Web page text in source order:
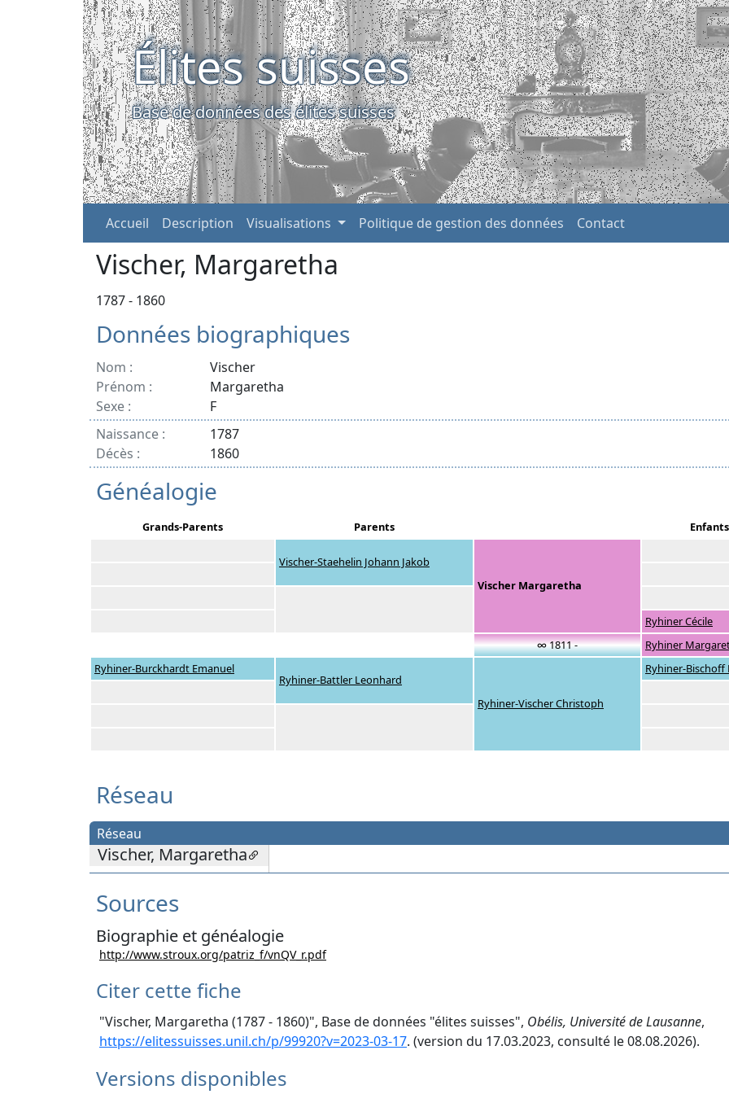
Élites suisses
Base de données des élites suisses
Accueil Description Visualisations Politique de gestion des données Contact
Vischer, Margaretha
1787 - 1860
Données biographiques
Nom :
Vischer
Prénom :
Margaretha
Sexe :
F
Naissance :
1787
Décès :
1860
Généalogie
Grands-Parents Parents Enfants
Vischer-Staehelin Johann Jakob
Vischer Margaretha
Ryhiner Cécile
∞ 1811 -
Ryhiner
Ryhiner-Burckhardt Emanuel
Ryhiner-Battler Leonhard
Ryhiner-Vischer Christoph
Ryhiner-Bischoff
Réseau
Réseau
Vischer, Margaretha
Sources
Biographie et généalogie
http://www.stroux.org/patriz_f/vnQV_r.pdf
Citer cette fiche
"Vischer, Margaretha (1787 - 1860)", Base de données "élites suisses", Obélis, Université de Lausanne,
https://elitessuisses.unil.ch/p/99920?v=2023-03-17. (version du 17.03.2023, consulté le 08.08.2026).
Versions disponibles